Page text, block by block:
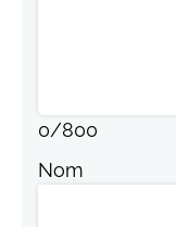
0/800
Nom